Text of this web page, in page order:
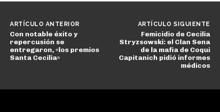
ARTÍCULO ANTERIOR
Con notable éxito y
repercusión se
entregaron, «los premios
Santa Cecilia»
ARTÍCULO SIGUIENTE
Femicidio de Cecilia
Stryzsowski: el Clan Sena
de la mafia de Coqui
Capitanich pidió informes
médicos